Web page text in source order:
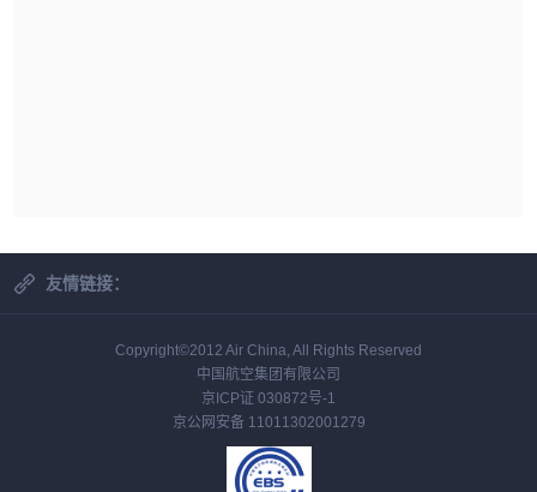
友情链接：
Copyright©2012 Air China, All Rights Reserved
中国航空集团有限公司
京ICP证 030872号-1
京公网安备 11011302001279